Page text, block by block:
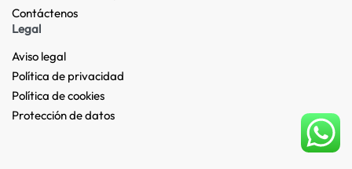
Contáctenos
Legal
Aviso legal
Política de privacidad
Política de cookies
Protección de datos